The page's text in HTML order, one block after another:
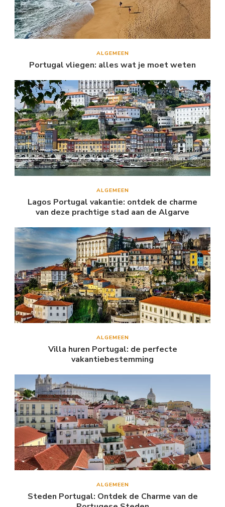
ALGEMEEN
Portugal vliegen: alles wat je moet weten
ALGEMEEN
Lagos Portugal vakantie: ontdek de charme
van deze prachtige stad aan de Algarve
ALGEMEEN
Villa huren Portugal: de perfecte
vakantiebestemming
ALGEMEEN
Steden Portugal: Ontdek de Charme van de